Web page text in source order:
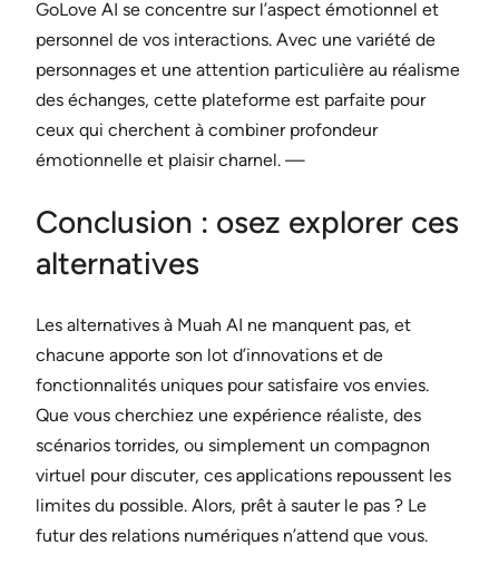
GoLove AI se concentre sur l’aspect émotionnel et
personnel de vos interactions. Avec une variété de
personnages et une attention particulière au réalisme
des échanges, cette plateforme est parfaite pour
ceux qui cherchent à combiner profondeur
émotionnelle et plaisir charnel. —
Conclusion : osez explorer ces
alternatives
Les alternatives à Muah AI ne manquent pas, et
chacune apporte son lot d’innovations et de
fonctionnalités uniques pour satisfaire vos envies.
Que vous cherchiez une expérience réaliste, des
scénarios torrides, ou simplement un compagnon
virtuel pour discuter, ces applications repoussent les
limites du possible. Alors, prêt à sauter le pas ? Le
futur des relations numériques n’attend que vous.